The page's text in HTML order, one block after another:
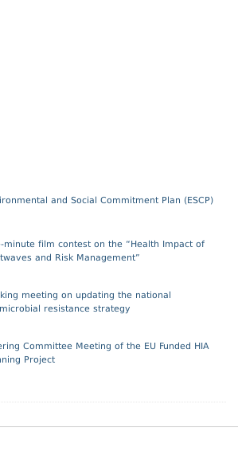
and Social Commitment Plan (ESCP)
minute film contest on the “Health Impact of
and Risk Management”
meeting on updating the national
resistance strategy
Committee Meeting of the EU Funded HIA
Project